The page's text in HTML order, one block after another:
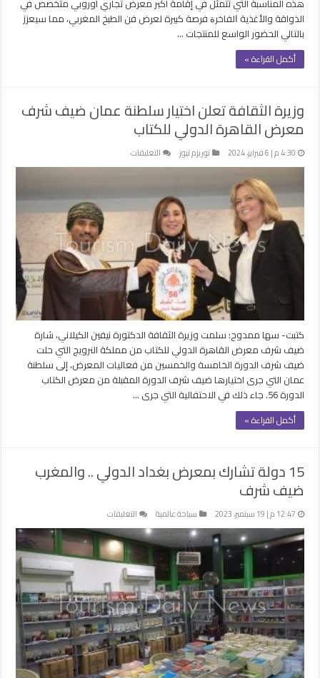
هذه المناسبة التي تتمثل في إقامة أكبر معرض تجاري أوروبي متخصص في
الذواقة والأغذية ﺍﻟﻔﺎﺧﺮﺓ فرصة كبيرة لعرض فن الطبخ المغربي، مما سيعزز
بالتالي الحضور الواسع للمنتجات …
أكمل القراءة »
وزيرة الثقافة تعلن اختيار سلطنة عمان ضيف شرف
معرض القاهرة الدولي للكتاب
4:30 م | 6 فبراير، 2024 توريزم نيوز التعليقات
وزيرة
تعلن
اختيار
ضيف
شرف
معرض
القاهرة
الدولي
للكتاب
مغلقة
كتبت- سها ممدوح: سلمت وزيرة الثقافة الدكتورة نيفين الكيلاني، شارة
ضيف شرف معرض القاهرة الدولي للكتاب من مملكة النرويج التي حلت
ضيف شرف الدورة الخامسة والخمسين من فعاليات المعرض، إلى سلطنة
عمان التي جرى اختيارها ضيف شرف الدورة المقبلة من معرض الكتاب
الدورة 56. جاء ذلك في الاحتفالية التي جرى …
أكمل القراءة »
15 دولة تشارك بمعرض بغداد الدولي .. والمغرب
ضيف شرف
12:47 م | 19 سبتمبر، 2023 سياحة عالمية التعليقات
15
دولة
تشارك
بغداد
الدولي
..
والمغرب
ضيف
شرف
مغلقة